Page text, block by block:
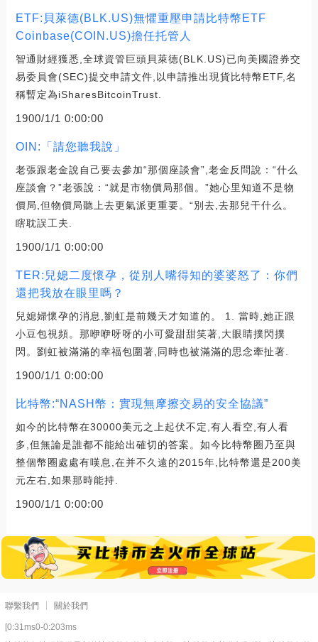
ETF:貝萊德(BLK.US)無懼重壓申請比特幣ETF
Coinbase(COIN.US)擔任托管人
智通財經獲悉,全球資管巨頭貝萊德(BLK.US)已向美國證券交
易委員會(SEC)提交申請文件,以申請推出現貨比特幣ETF,名
稱暫定為iSharesBitcoinTrust.
1900/1/1 0:00:00
OIN:「請您聽我說」
老張跟老金說自己要去參加“那個座談會”,老金反問說：“什么
座談會？”老張說：“就是市物價局那個。”她心里知道不是物
價局,但物價局聽上去更氣派更重要。“別去,去那兒干什么。
瞎耽誤工夫.
1900/1/1 0:00:00
TER:兒媳二度懷孕，從別人嘴得知的婆婆怒了：你們
還把我放在眼里嗎？
兒媳婦懷孕的消息,劉虹是前幾天才知道的。 1. 當時,她正跟
小豆包視頻。那咿咿呀呀的小可愛甜甜笑著,大眼睛撲閃撲
閃。劉虹被滿滿的幸福包圍著,同時也被滿滿的思念牽扯著.
1900/1/1 0:00:00
比特幣:“NASH幣：實現無摩擦交易的安全協議”
如今的比特幣在30000美元之上起伏不定,有人看空,有人看
多,但無論是誰都不能給出確切的答案。如今比特幣圈乃至與
整個幣圈處處有嘆息,在并不久遠的2015年,比特幣還是200美
元左右,如果那時能持.
1900/1/1 0:00:00
聯繫我們 關於我們
[0:31ms0-0:203ms